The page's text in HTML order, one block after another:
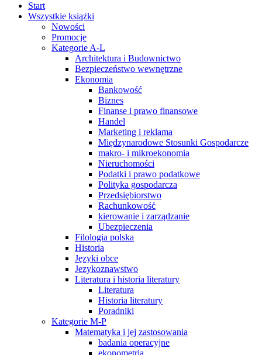
Start
Wszystkie książki
Nowości
Promocje
Kategorie A-L
Architektura i Budownictwo
Bezpieczeństwo wewnętrzne
Ekonomia
Bankowość
Biznes
Finanse i prawo finansowe
Handel
Marketing i reklama
Międzynarodowe Stosunki Gospodarcze
makro- i mikroekonomia
Nieruchomości
Podatki i prawo podatkowe
Polityka gospodarcza
Przedsiębiorstwo
Rachunkowość
kierowanie i zarządzanie
Ubezpieczenia
Filologia polska
Historia
Języki obce
Jezykoznawstwo
Literatura i historia literatury
Literatura
Historia literatury
Poradniki
Kategorie M-P
Matematyka i jej zastosowania
badania operacyjne
ekonometria